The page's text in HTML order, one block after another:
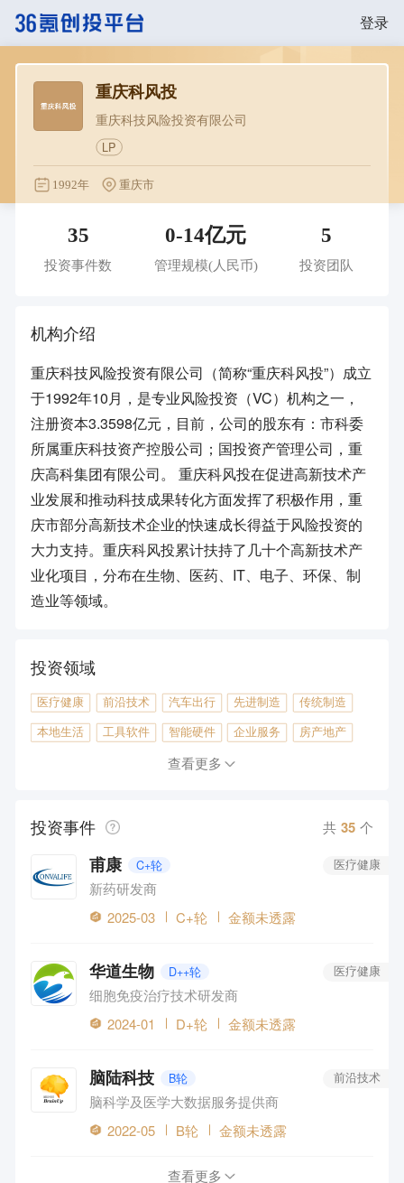
登录
重庆科风投
重庆科技风险投资有限公司
LP
1992年 重庆市
35
投资事件数
0-14亿元
管理规模(人民币)
5
投资团队
机构介绍
重庆科技风险投资有限公司（简称“重庆科风投”）成立
于1992年10月，是专业风险投资（VC）机构之一，
注册资本3.3598亿元，目前，公司的股东有：市科委
所属重庆科技资产控股公司；国投资产管理公司，重
庆高科集团有限公司。 重庆科风投在促进高新技术产
业发展和推动科技成果转化方面发挥了积极作用，重
庆市部分高新技术企业的快速成长得益于风险投资的
大力支持。重庆科风投累计扶持了几十个高新技术产
业化项目，分布在生物、医药、IT、电子、环保、制
造业等领域。
投资领域
医疗健康 前沿技术 汽车出行 先进制造 传统制造
本地生活 工具软件 智能硬件 企业服务 房产地产
查看更多
投资事件 共 35 个
甫康 C+轮
新药研发商
医疗健康
2025-03 C+轮 金额未透露
华道生物 D++轮
细胞免疫治疗技术研发商
医疗健康
2024-01 D+轮 金额未透露
脑陆科技 B轮
脑科学及医学大数据服务提供商
前沿技术
2022-05 B轮 金额未透露
查看更多